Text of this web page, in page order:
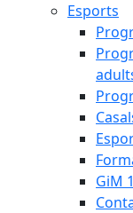
Esports
GiM